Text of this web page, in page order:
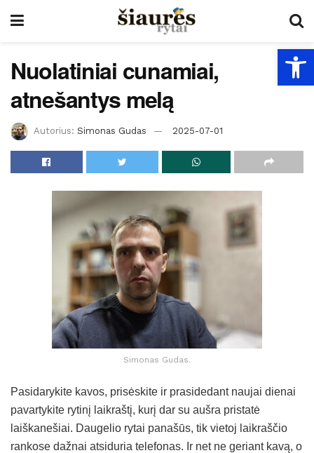
Nuolatiniai cunamiai,
atnešantys melą
Autorius: Simonas Gudas 2025-07-01
Simonas Gudas.
Pasidarykite kavos, prisėskite ir prasidedant naujai dienai
pavartykite rytinį laikraštį, kurį dar su aušra pristatė
laiškanešiai. Daugelio rytai panašūs, tik vietoj laikraščio
rankose dažnai atsiduria telefonas. Ir net ne geriant kavą, o